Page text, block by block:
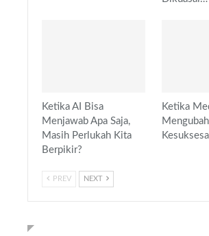
Ketika AI Bisa
Menjawab Apa Saja,
Masih Perlukah Kita
Berpikir?
Ketika
PREV NEXT